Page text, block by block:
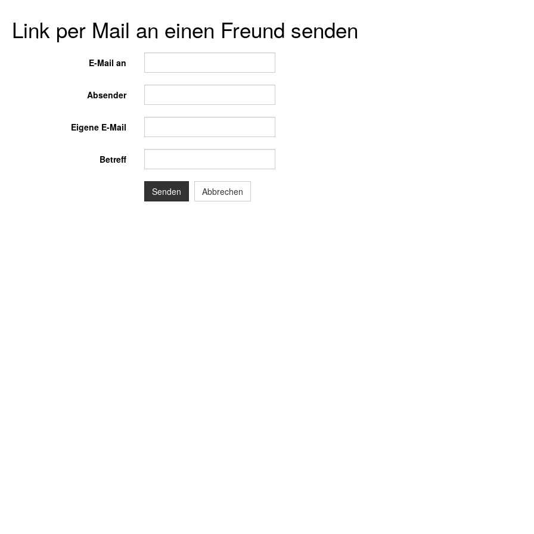
Link per Mail an einen Freund senden
E-Mail an
Absender
Eigene E-Mail
Betreff
Senden Abbrechen